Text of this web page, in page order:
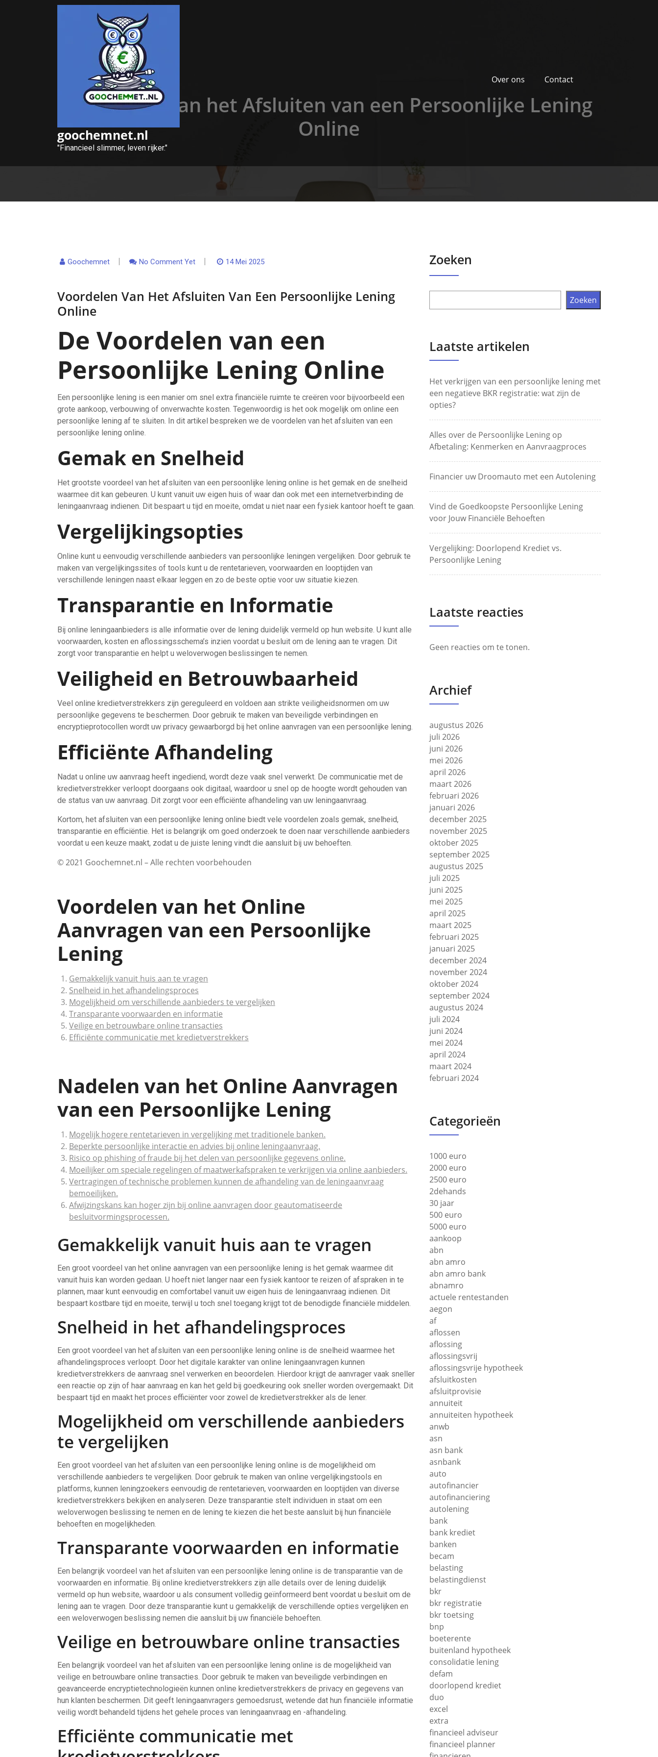
goochemnet.nl
"Financieel slimmer, leven rijker."
Over ons Contact
Voordelen van het Afsluiten van een Persoonlijke Lening
Online
Goochemnet No Comment Yet 14 Mei 2025
Voordelen Van Het Afsluiten Van Een Persoonlijke Lening
Online
De Voordelen van een
Persoonlijke Lening Online
Een persoonlijke lening is een manier om snel extra financiële ruimte te creëren voor bijvoorbeeld een
grote aankoop, verbouwing of onverwachte kosten. Tegenwoordig is het ook mogelijk om online een
persoonlijke lening af te sluiten. In dit artikel bespreken we de voordelen van het afsluiten van een
persoonlijke lening online.
Gemak en Snelheid
Het grootste voordeel van het afsluiten van een persoonlijke lening online is het gemak en de snelheid
waarmee dit kan gebeuren. U kunt vanuit uw eigen huis of waar dan ook met een internetverbinding de
leningaanvraag indienen. Dit bespaart u tijd en moeite, omdat u niet naar een fysiek kantoor hoeft te gaan.
Vergelijkingsopties
Online kunt u eenvoudig verschillende aanbieders van persoonlijke leningen vergelijken. Door gebruik te
maken van vergelijkingssites of tools kunt u de rentetarieven, voorwaarden en looptijden van
verschillende leningen naast elkaar leggen en zo de beste optie voor uw situatie kiezen.
Transparantie en Informatie
Bij online leningaanbieders is alle informatie over de lening duidelijk vermeld op hun website. U kunt alle
voorwaarden, kosten en aflossingsschema’s inzien voordat u besluit om de lening aan te vragen. Dit
zorgt voor transparantie en helpt u weloverwogen beslissingen te nemen.
Veiligheid en Betrouwbaarheid
Veel online kredietverstrekkers zijn gereguleerd en voldoen aan strikte veiligheidsnormen om uw
persoonlijke gegevens te beschermen. Door gebruik te maken van beveiligde verbindingen en
encryptieprotocollen wordt uw privacy gewaarborgd bij het online aanvragen van een persoonlijke lening.
Efficiënte Afhandeling
Nadat u online uw aanvraag heeft ingediend, wordt deze vaak snel verwerkt. De communicatie met de
kredietverstrekker verloopt doorgaans ook digitaal, waardoor u snel op de hoogte wordt gehouden van
de status van uw aanvraag. Dit zorgt voor een efficiënte afhandeling van uw leningaanvraag.
Kortom, het afsluiten van een persoonlijke lening online biedt vele voordelen zoals gemak, snelheid,
transparantie en efficiëntie. Het is belangrijk om goed onderzoek te doen naar verschillende aanbieders
voordat u een keuze maakt, zodat u de juiste lening vindt die aansluit bij uw behoeften.
© 2021 Goochemnet.nl – Alle rechten voorbehouden
Voordelen van het Online
Aanvragen van een Persoonlijke
Lening
Gemakkelijk vanuit huis aan te vragen
Snelheid in het afhandelingsproces
Mogelijkheid om verschillende aanbieders te vergelijken
Transparante voorwaarden en informatie
Veilige en betrouwbare online transacties
Efficiënte communicatie met kredietverstrekkers
Nadelen van het Online Aanvragen
van een Persoonlijke Lening
Mogelijk hogere rentetarieven in vergelijking met traditionele banken.
Beperkte persoonlijke interactie en advies bij online leningaanvraag.
Risico op phishing of fraude bij het delen van persoonlijke gegevens online.
Moeilijker om speciale regelingen of maatwerkafspraken te verkrijgen via online aanbieders.
Vertragingen of technische problemen kunnen de afhandeling van de leningaanvraag
bemoeilijken.
Afwijzingskans kan hoger zijn bij online aanvragen door geautomatiseerde
besluitvormingsprocessen.
Gemakkelijk vanuit huis aan te vragen
Een groot voordeel van het online aanvragen van een persoonlijke lening is het gemak waarmee dit
vanuit huis kan worden gedaan. U hoeft niet langer naar een fysiek kantoor te reizen of afspraken in te
plannen, maar kunt eenvoudig en comfortabel vanuit uw eigen huis de leningaanvraag indienen. Dit
bespaart kostbare tijd en moeite, terwijl u toch snel toegang krijgt tot de benodigde financiële middelen.
Snelheid in het afhandelingsproces
Een groot voordeel van het afsluiten van een persoonlijke lening online is de snelheid waarmee het
afhandelingsproces verloopt. Door het digitale karakter van online leningaanvragen kunnen
kredietverstrekkers de aanvraag snel verwerken en beoordelen. Hierdoor krijgt de aanvrager vaak sneller
een reactie op zijn of haar aanvraag en kan het geld bij goedkeuring ook sneller worden overgemaakt. Dit
bespaart tijd en maakt het proces efficiënter voor zowel de kredietverstrekker als de lener.
Mogelijkheid om verschillende aanbieders
te vergelijken
Een groot voordeel van het afsluiten van een persoonlijke lening online is de mogelijkheid om
verschillende aanbieders te vergelijken. Door gebruik te maken van online vergelijkingstools en
platforms, kunnen leningzoekers eenvoudig de rentetarieven, voorwaarden en looptijden van diverse
kredietverstrekkers bekijken en analyseren. Deze transparantie stelt individuen in staat om een
weloverwogen beslissing te nemen en de lening te kiezen die het beste aansluit bij hun financiële
behoeften en mogelijkheden.
Transparante voorwaarden en informatie
Een belangrijk voordeel van het afsluiten van een persoonlijke lening online is de transparantie van de
voorwaarden en informatie. Bij online kredietverstrekkers zijn alle details over de lening duidelijk
vermeld op hun website, waardoor u als consument volledig geïnformeerd bent voordat u besluit om de
lening aan te vragen. Door deze transparantie kunt u gemakkelijk de verschillende opties vergelijken en
een weloverwogen beslissing nemen die aansluit bij uw financiële behoeften.
Veilige en betrouwbare online transacties
Een belangrijk voordeel van het afsluiten van een persoonlijke lening online is de mogelijkheid van
veilige en betrouwbare online transacties. Door gebruik te maken van beveiligde verbindingen en
geavanceerde encryptietechnologieën kunnen online kredietverstrekkers de privacy en gegevens van
hun klanten beschermen. Dit geeft leningaanvragers gemoedsrust, wetende dat hun financiële informatie
veilig wordt behandeld tijdens het gehele proces van leningaanvraag en -afhandeling.
Efficiënte communicatie met
Zoeken
Zoeken
Laatste artikelen
Het verkrijgen van een persoonlijke lening met
een negatieve BKR registratie: wat zijn de
opties?
Alles over de Persoonlijke Lening op
Afbetaling: Kenmerken en Aanvraagproces
Financier uw Droomauto met een Autolening
Vind de Goedkoopste Persoonlijke Lening
voor Jouw Financiële Behoeften
Vergelijking: Doorlopend Krediet vs.
Persoonlijke Lening
Laatste reacties
Geen reacties om te tonen.
Archief
augustus 2026
juli 2026
juni 2026
mei 2026
april 2026
maart 2026
februari 2026
januari 2026
december 2025
november 2025
oktober 2025
september 2025
augustus 2025
juli 2025
juni 2025
mei 2025
april 2025
maart 2025
februari 2025
januari 2025
december 2024
november 2024
oktober 2024
september 2024
augustus 2024
juli 2024
juni 2024
mei 2024
april 2024
maart 2024
februari 2024
Categorieën
1000 euro
2000 euro
2500 euro
2dehands
30 jaar
500 euro
5000 euro
aankoop
abn
abn amro
abn amro bank
abnamro
actuele rentestanden
aegon
af
aflossen
aflossing
aflossingsvrij
aflossingsvrije hypotheek
afsluitkosten
afsluitprovisie
annuiteit
annuiteiten hypotheek
anwb
asn
asn bank
asnbank
auto
autofinancier
autofinanciering
autolening
bank
bank krediet
banken
becam
belasting
belastingdienst
bkr
bkr registratie
bkr toetsing
bnp
boeterente
buitenland hypotheek
consolidatie lening
defam
doorlopend krediet
duo
excel
extra
financieel adviseur
financieel planner